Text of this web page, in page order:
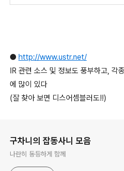
● http://www.ustr.net/
IR 관련 소스 및 정보도 풍부하고, 각
에 많이 있다
(잘 찾아 보면 디스어셈블러도!!)
구차니의 잡동사니 모음
나란히 동등하게 함께